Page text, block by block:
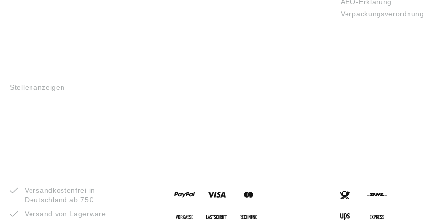
AEO-Erklärung
Verpackungsverordnung
Stellenanzeigen
Versandkostenfrei in
Deutschland ab 75€
Versand von Lagerware